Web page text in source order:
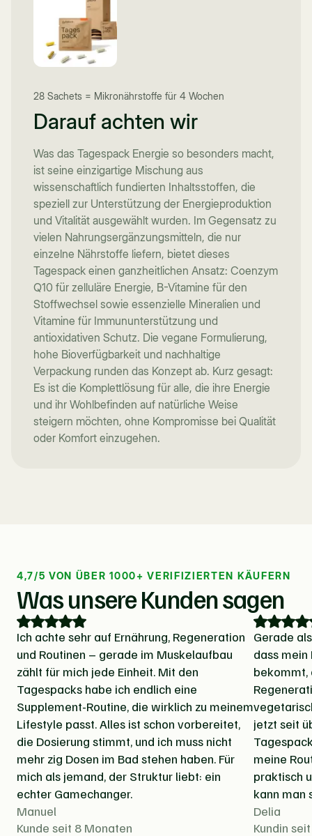
28 Sachets = Mikronährstoffe für 4 Wochen
Darauf achten wir
Was das Tagespack Energie so besonders macht,
ist seine einzigartige Mischung aus
wissenschaftlich fundierten Inhaltsstoffen, die
speziell zur Unterstützung der Energieproduktion
und Vitalität ausgewählt wurden. Im Gegensatz zu
vielen Nahrungsergänzungsmitteln, die nur
einzelne Nährstoffe liefern, bietet dieses
Tagespack einen ganzheitlichen Ansatz: Coenzym
Q10 für zelluläre Energie, B-Vitamine für den
Stoffwechsel sowie essenzielle Mineralien und
Vitamine für Immununterstützung und
antioxidativen Schutz. Die vegane Formulierung,
hohe Bioverfügbarkeit und nachhaltige
Verpackung runden das Konzept ab. Kurz gesagt:
Es ist die Komplettlösung für alle, die ihre Energie
und ihr Wohlbefinden auf natürliche Weise
steigern möchten, ohne Kompromisse bei Qualität
oder Komfort einzugehen.
4,7/5 VON ÜBER 1000+ VERIFIZIERTEN KÄUFERN
Was unsere Kunden sagen
Ich achte sehr auf Ernährung, Regeneration
und Routinen – gerade im Muskelaufbau
zählt für mich jede Einheit. Mit den
Tagespacks habe ich endlich eine
Supplement-Routine, die wirklich zu meinem
Lifestyle passt. Alles ist schon vorbereitet,
die Dosierung stimmt, und ich muss nicht
mehr zig Dosen im Bad stehen haben. Für
mich als jemand, der Struktur liebt: ein
echter Gamechanger.
Manuel
Kunde seit 8 Monaten
Gerade
dass
bekommt,
jetzt seit
meine
praktisch
kann man
Delia
Kundin